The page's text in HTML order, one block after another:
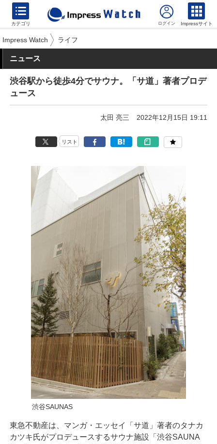
カテゴリ Impressサイト
Impress Watch ライフ
ニュース
渋谷駅から徒歩4分でサウナ。「サ道」著者プロデ
ュース
太田 亮三 2022年12月15日 19:11
リスト
渋谷SAUNAS
東急不動産は、マンガ・エッセイ「サ道」著者のタナカ
カツキ氏がプロデュースするサウナ施設「渋谷SAUNA